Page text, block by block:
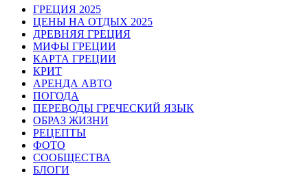
ГРЕЦИЯ 2025
ЦЕНЫ НА ОТДЫХ 2025
ДРЕВНЯЯ ГРЕЦИЯ
МИФЫ ГРЕЦИИ
КАРТА ГРЕЦИИ
КРИТ
АРЕНДА АВТО
ПОГОДА
ПЕРЕВОДЫ ГРЕЧЕСКИЙ ЯЗЫК
ОБРАЗ ЖИЗНИ
РЕЦЕПТЫ
ФОТО
СООБЩЕСТВА
БЛОГИ